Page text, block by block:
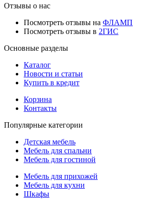
Отзывы о нас
Посмотреть отзывы на ФЛАМП
Посмотреть отзывы в 2ГИС
Основные разделы
Каталог
Новости и статьи
Купить в кредит
Корзина
Контакты
Популярные категории
Детская мебель
Мебель для спальни
Мебель для гостиной
Мебель для прихожей
Мебель для кухни
Шкафы